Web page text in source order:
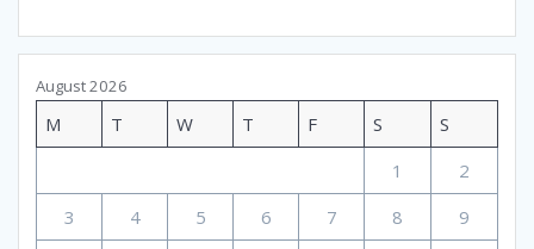
August 2026
M T W T F S
S
1
2
3
4 5 6 7 8
9